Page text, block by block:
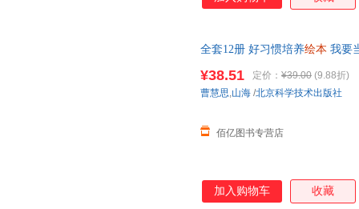
全套12册 好习惯培养绘本 我要
¥38.51 定价： ¥39.00 (9.88折)
佰亿图书专营店
曹慧思,山海 /北京科学技术出版社
加入购物车 收藏